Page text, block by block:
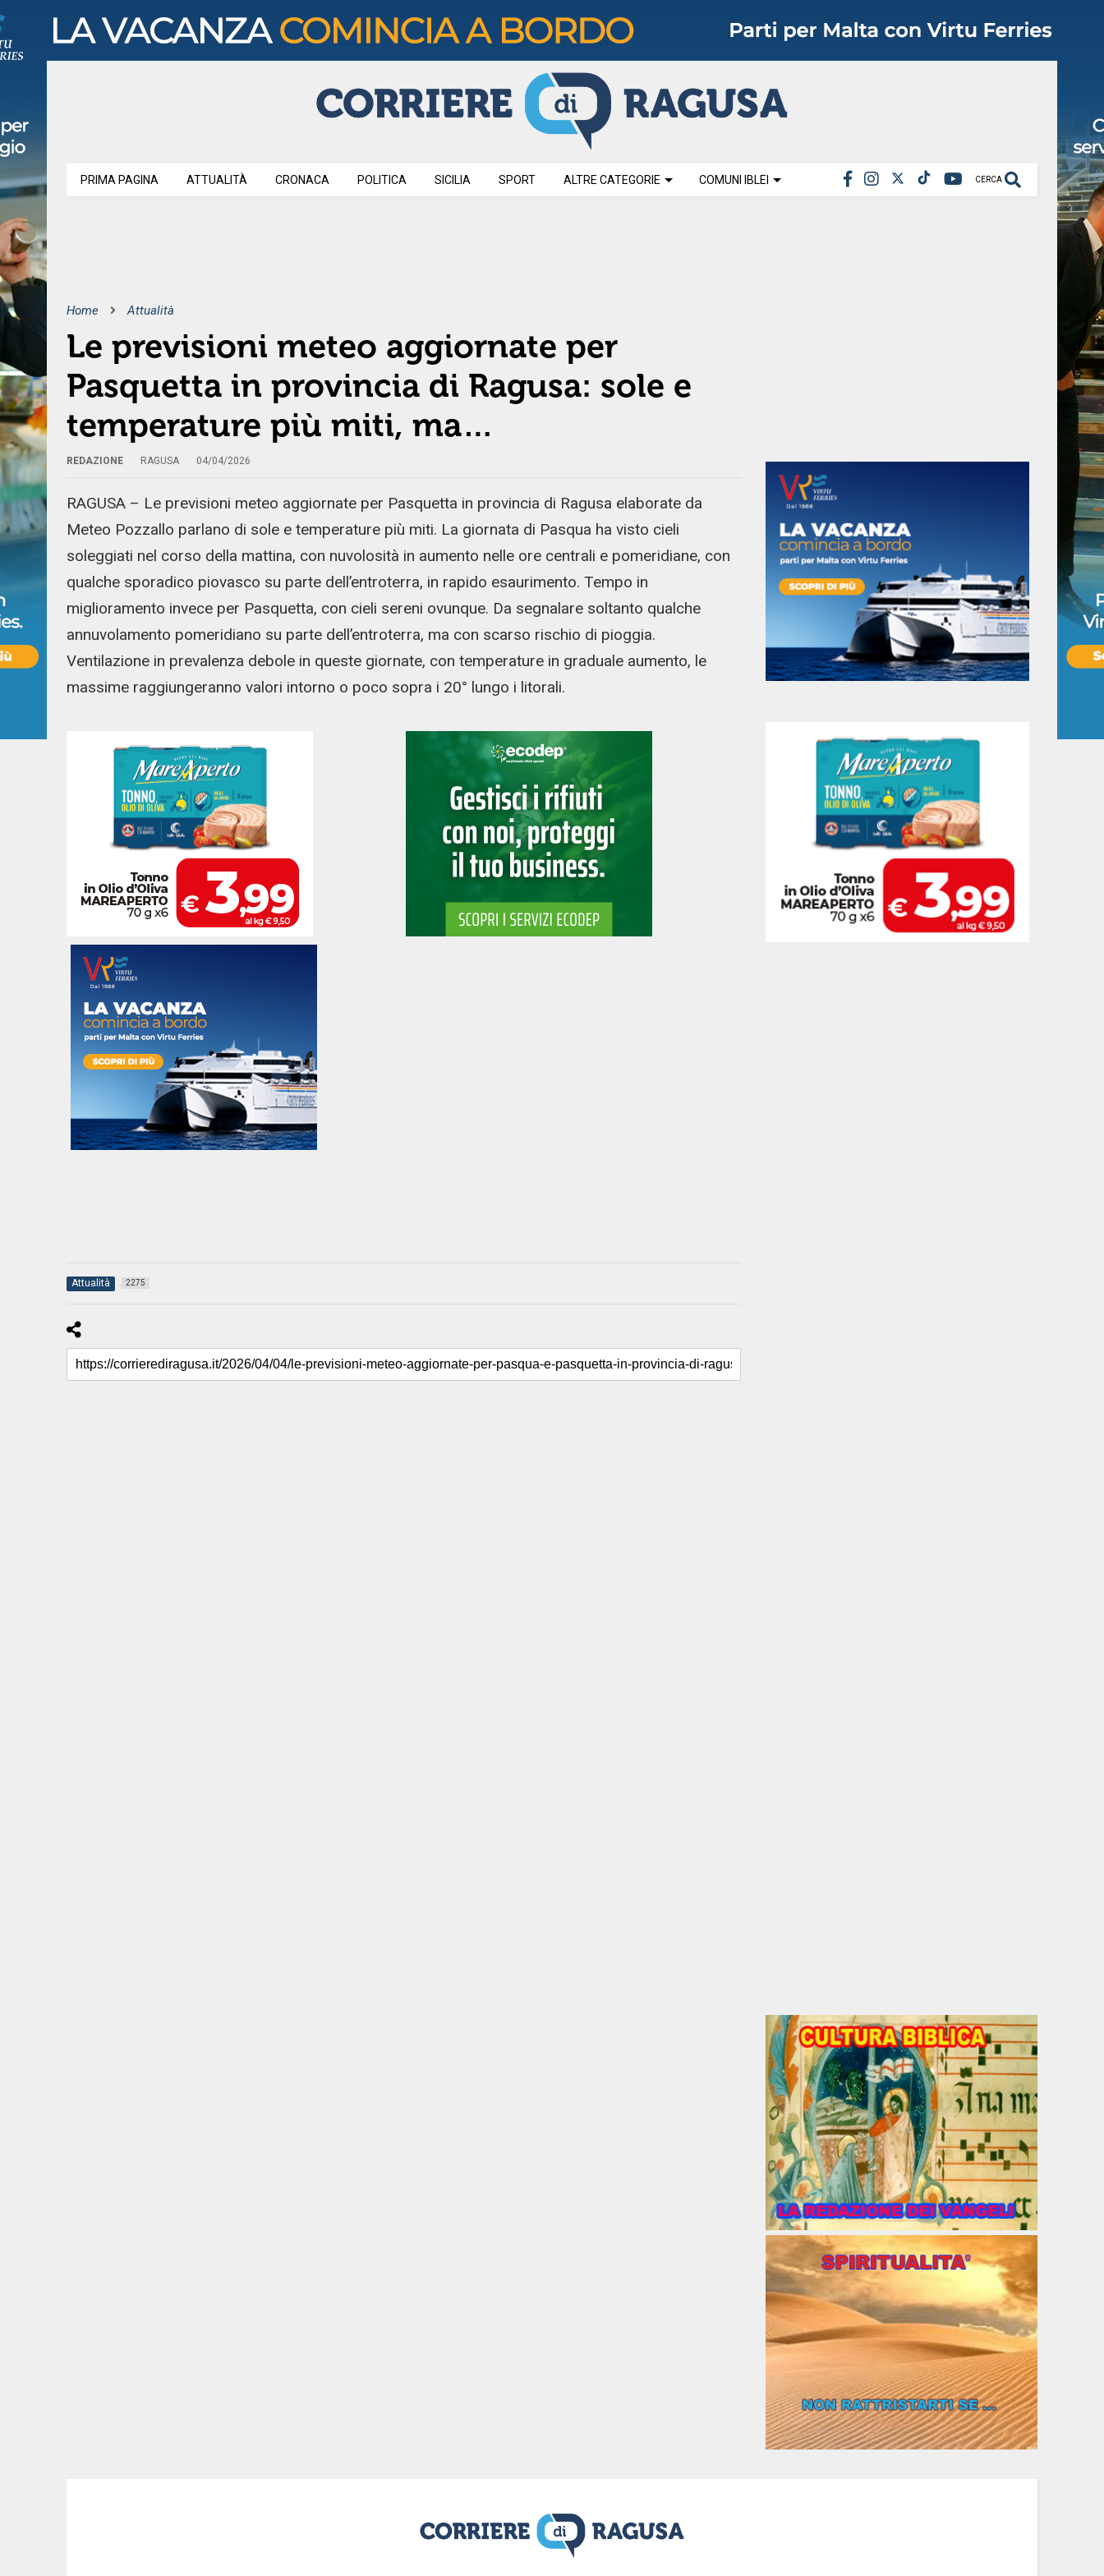
CERCA
PRIMA PAGINA ATTUALITÀ CRONACA POLITICA SICILIA SPORT ALTRE CATEGORIE COMUNI IBLEI
Home Attualità
Le previsioni meteo aggiornate per
Pasquetta in provincia di Ragusa: sole e
temperature più miti, ma…
REDAZIONE RAGUSA 04/04/2026
RAGUSA – Le previsioni meteo aggiornate per Pasquetta in provincia di Ragusa elaborate da
Meteo Pozzallo parlano di sole e temperature più miti. La giornata di Pasqua ha visto cieli
soleggiati nel corso della mattina, con nuvolosità in aumento nelle ore centrali e pomeridiane, con
qualche sporadico piovasco su parte dell’entroterra, in rapido esaurimento. Tempo in
miglioramento invece per Pasquetta, con cieli sereni ovunque. Da segnalare soltanto qualche
annuvolamento pomeridiano su parte dell’entroterra, ma con scarso rischio di pioggia.
Ventilazione in prevalenza debole in queste giornate, con temperature in graduale aumento, le
massime raggiungeranno valori intorno o poco sopra i 20° lungo i litorali.
Attualità 2275